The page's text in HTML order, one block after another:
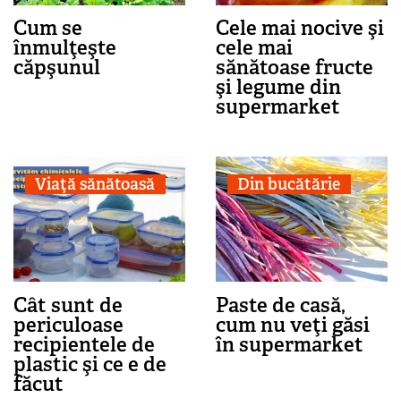
Cum se
înmulţeşte
căpşunul
Cele mai nocive şi
cele mai
sănătoase fructe
şi legume din
supermarket
Viaţă sănătoasă
Cât sunt de
periculoase
recipientele de
plastic şi ce e de
făcut
Din bucătărie
Paste de casă,
cum nu veţi găsi
în supermarket